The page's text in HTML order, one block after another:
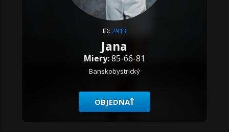
ID: 2913
Jana
Miery:85-66-81
Banskobystrický
OBJEDNAŤ